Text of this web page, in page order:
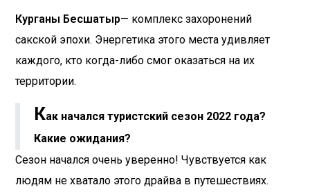
Курганы Бесшатыр— комплекс захоронений
сакской эпохи. Энергетика этого места удивляет
каждого, кто когда-либо смог оказаться на их
территории.
Как начался туристский сезон 2022 года?
Какие ожидания?
Сезон начался очень уверенно! Чувствуется как
людям не хватало этого драйва в путешествиях.